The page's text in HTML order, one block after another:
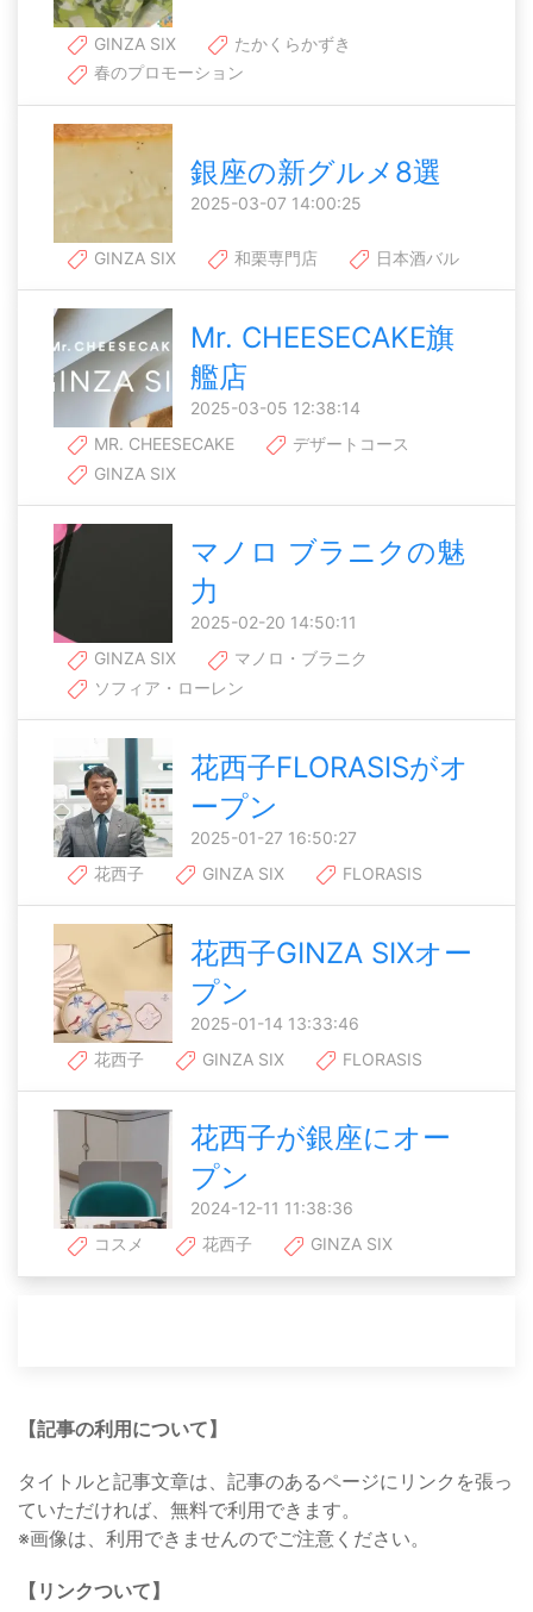
GINZA SIX
たかくらかずき
春のプロモーション
銀座の新グルメ8選
2025-03-07 14:00:25
GINZA SIX 和栗専門店 日本酒バル
Mr. CHEESECAKE旗
艦店
2025-03-05 12:38:14
MR. CHEESECAKE
デザートコース
GINZA SIX
マノロ ブラニクの魅
力
2025-02-20 14:50:11
GINZA SIX
マノロ・ブラニク
ソフィア・ローレン
花西子FLORASISがオ
ープン
2025-01-27 16:50:27
花西子
GINZA SIX FLORASIS
花西子GINZA SIXオー
プン
2025-01-14 13:33:46
花西子
GINZA SIX FLORASIS
花西子が銀座にオー
プン
2024-12-11 11:38:36
コスメ
花西子 GINZA SIX
【記事の利用について】
タイトルと記事文章は、記事のあるページにリンクを張っ
ていただければ、無料で利用できます。
※画像は、利用できませんのでご注意ください。
【リンクついて】